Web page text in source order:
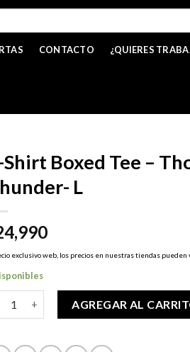
CONTACTO ¿QUIERES
Shirt Boxed Tee –
L
exclusivo web, los precios en nuestras tiendas pueden
AGREGAR AL